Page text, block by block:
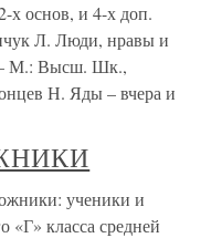
х основ, и 4-х доп.
Л. Люди, нравы и
– М.: Высш. Шк.,
Н. Яды – вчера и
ученики и
«Г» класса средней